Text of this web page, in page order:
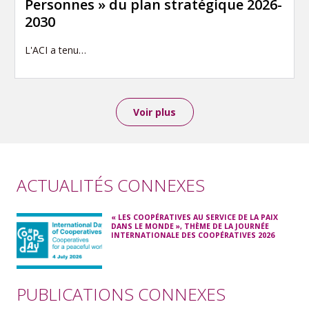
Personnes » du plan stratégique 2026-
2030
L'ACI a tenu…
Voir plus
ACTUALITÉS CONNEXES
« LES COOPÉRATIVES AU SERVICE DE LA PAIX
DANS LE MONDE », THÈME DE LA JOURNÉE
INTERNATIONALE DES COOPÉRATIVES 2026
PUBLICATIONS CONNEXES